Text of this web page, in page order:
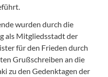
wurden durch die
als Mitgliedsstadt der
für den Frieden durch
Grußschreiben an die
zu den Gedenktagen der